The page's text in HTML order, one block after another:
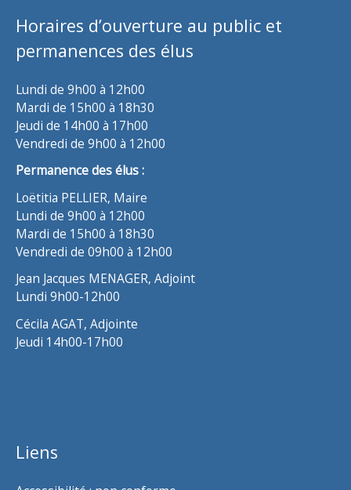
Horaires d’ouverture au public et
permanences des élus
Lundi de 9h00 à 12h00
Mardi de 15h00 à 18h30
Jeudi de 14h00 à 17h00
Vendredi de 9h00 à 12h00
Permanence des élus :
Loëtitia PELLIER, Maire
Lundi de 9h00 à 12h00
Mardi de 15h00 à 18h30
Vendredi de 09h00 à 12h00
Jean Jacques MENAGER, Adjoint
Lundi 9h00-12h00
Cécila AGAT, Adjointe
Jeudi 14h00-17h00
Liens